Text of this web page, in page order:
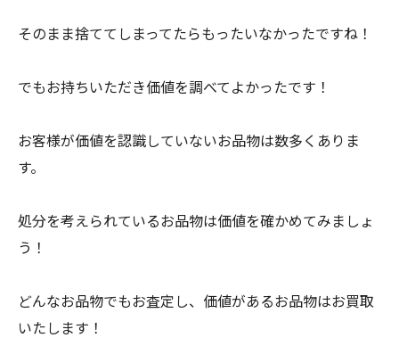
そのまま捨ててしまってたらもったいなかったですね！
でもお持ちいただき価値を調べてよかったです！
お客様が価値を認識していないお品物は数多くありま
す。
処分を考えられているお品物は価値を確かめてみましょ
う！
どんなお品物でもお査定し、価値があるお品物はお買取
いたします！